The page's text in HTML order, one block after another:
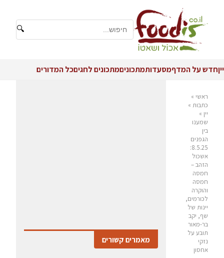
🔍
ייןחדש על המדףמסעדותמתכוניםמתכונים לחגיםכל המדורים
ראשי »
כתבות »
יין »
שמענו
בין
הגפנים
8.5.25:
אשכול
הזהב –
חמסה
חמסה
והוקרה
לכורמים,
יינות של
שף, יקב
בר-מאור
תובע על
נזקי
אחסון
מאמרים קשורים